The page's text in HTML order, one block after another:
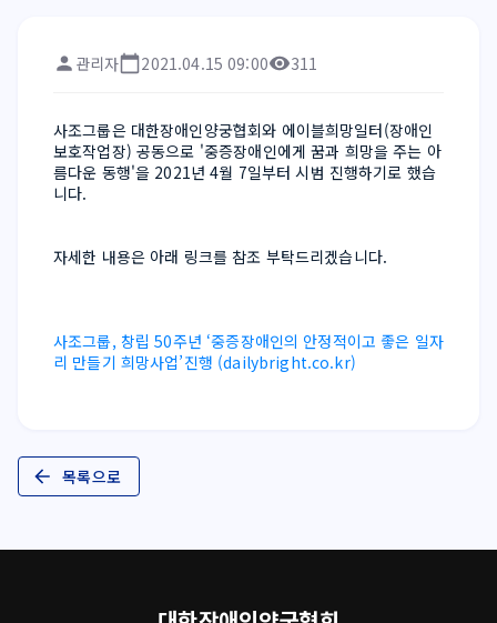
관리자 2021.04.15 09:00 311
사조그룹은 대한장애인양궁협회와 에이블희망일터(장애인
보호작업장) 공동으로 '중증장애인에게 꿈과 희망을 주는 아
름다운 동행'을 2021년 4월 7일부터 시범 진행하기로 했습
자세한 내용은 아래 링크를 참조 부탁드리겠습니다.
사조그룹, 창립 50주년 ‘중증장애인의 안정적이고 좋은 일자
리 만들기 희망사업’진행 (dailybright.co.kr)
목록으로